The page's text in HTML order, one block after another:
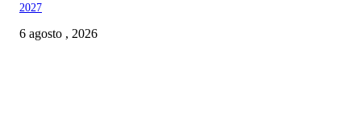
2027
6 agosto , 2026